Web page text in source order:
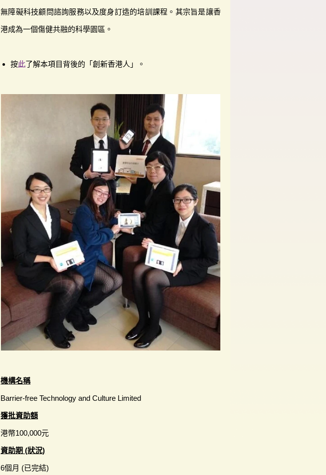
無障礙科技顧問諮詢服務以及度身訂造的培訓課程。其宗旨是讓香
港成為一個傷健共融的科學園區。
按此了解本項目背後的「創新香港人」。
機構名稱
Barrier-free Technology and Culture Limited
獲批資助額
港幣100,000元
資助期 (狀況)
6個月 (已完結)